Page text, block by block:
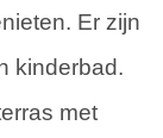
Er zijn
kinderbad.
met